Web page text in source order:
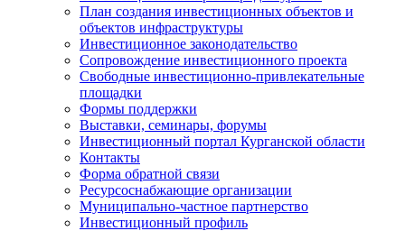
План создания инвестиционных объектов и
объектов инфраструктуры
Инвестиционное законодательство
Сопровождение инвестиционного проекта
Свободные инвестиционно-привлекательные
площадки
Формы поддержки
Выставки, семинары, форумы
Инвестиционный портал Курганской области
Контакты
Форма обратной связи
Ресурсоснабжающие организации
Муниципально-частное партнерство
Инвестиционный профиль